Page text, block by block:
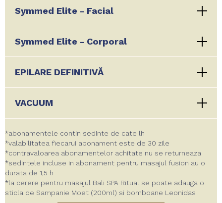
Symmed Elite - Facial
Symmed Elite - Corporal
EPILARE DEFINITIVĂ
VACUUM
*abonamentele contin sedinte de cate lh
*valabilitatea fiecarui abonament este de 30 zile
*contravaloarea abonamentelor achitate nu se returneaza
*sedintele incluse in abonament pentru masajul fusion au o
durata de 1,5 h
*la cerere pentru masajul Bali SPA Ritual se poate adauga o
sticla de Sampanie Moet (200ml) si bomboane Leonidas